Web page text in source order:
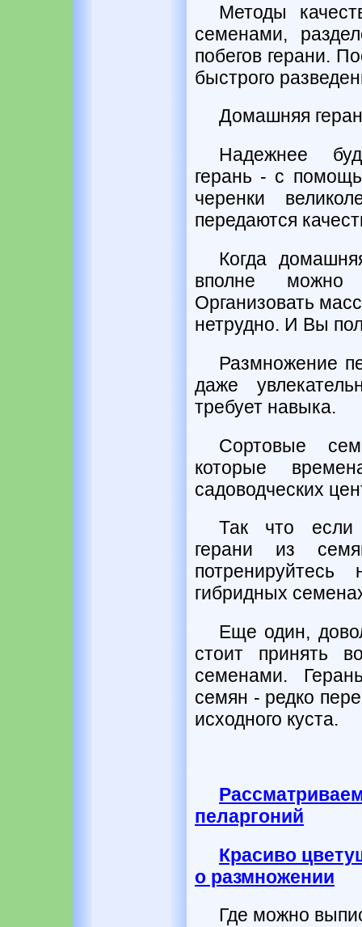
Методы
семенами,
побегов герани.
быстрого
Домашняя
Надежнее
герань - с
черенки
передаются
Когда
вполне можно
Организовать
нетрудно. И Вы
Размножение
даже
требует навыка.
Сортовые
которые
садоводческих
Так что если
герани из
гибридных
Еще один,
стоит принять
семенами.
семян - редко
исходного куста.
пеларгоний
Красиво
о размножении
Где можно